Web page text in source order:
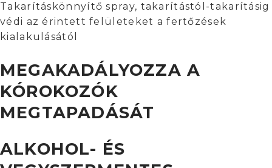
Takarításkönnyítő spray, takarítástól-takarításig
védi az érintett felületeket a fertőzések
kialakulásától
MEGAKADÁLYOZZA A
KÓROKOZÓK
MEGTAPADÁSÁT
ALKOHOL- ÉS